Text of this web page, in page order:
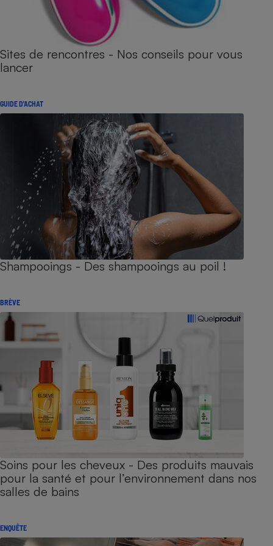
Sites de rencontres - Nos conseils pour vous
lancer
GUIDE D'ACHAT
Shampooings - Des shampooings au poil !
BRÈVE
Soins pour les cheveux - Des produits mauvais
pour la santé et pour l’environnement dans nos
salles de bains
ENQUÊTE